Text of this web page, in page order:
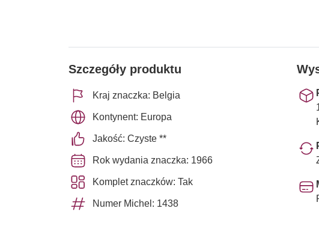
Szczegóły produktu
Kraj znaczka: Belgia
Kontynent: Europa
Jakość: Czyste **
Rok wydania znaczka: 1966
Komplet znaczków: Tak
Numer Michel: 1438